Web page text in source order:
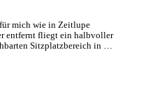
für mich wie in Zeitlupe
entfernt fliegt ein halbvoller
Sitzplatzbereich in …